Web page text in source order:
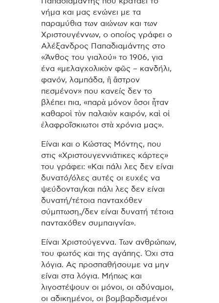
νήμα και μας ενώνει με τα
παραμύθια των αιώνων και των
Χριστουγέννων, ο οποίος γράφει ο
Αλέξανδρος Παπαδιαμάντης στο
«Άνθος του γιαλού» το 1906, για
ένα «μελαγχολικὸν φῶς – κανδήλι,
φανόν, λαμπάδα, ἢ ἄστρον
πεσμένον» που κανείς δεν το
βλέπει πια, «παρὰ μόνον ὅσοι ἦταν
καθαροὶ τὸν παλαιὸν καιρόν, καὶ οἱ
ἐλαφροΐσκιωτοι στὰ χρόνια μας».
Είναι και ο Κώστας Μόντης, που
στις «Χριστουγεννιάτικες κάρτες»
του γράφει: «Και πάλι λες δεν είναι
δυνατό/όλες αυτές οι ευχές να
ψεύδονται/και πάλι λες δεν είναι
δυνατή/τέτοια πανταχόθεν
σύμπτωση,/δεν είναι δυνατή τέτοια
πανταχόθεν συμπαιγνία».
Είναι Χριστούγεννα. Των ανθρώπων,
του φωτός και της αγάπης. Όχι στα
λόγια. Ας προσπαθήσουμε να μην
είναι στα λόγια. Μήπως και
λιγοστέψουν οι μόνοι, οι αδύναμοι,
οι αδικημένοι, οι βομβαρδισμένοι